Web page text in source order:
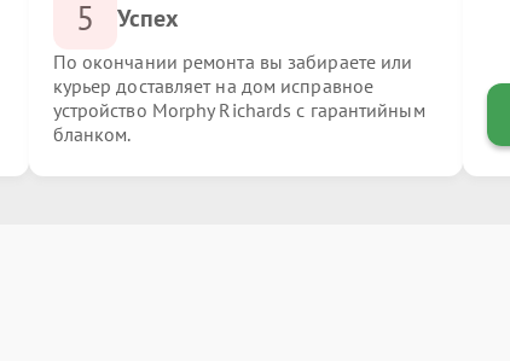
5 Успех
По окончании ремонта вы забираете или
курьер доставляет на дом исправное
устройство Morphy Richards с гарантийным
бланком.